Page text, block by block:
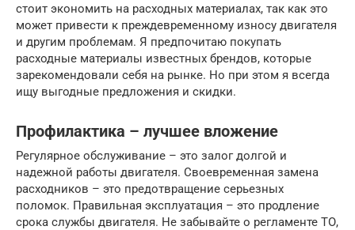
стоит экономить на расходных материалах, так как это
может привести к преждевременному износу двигателя
и другим проблемам. Я предпочитаю покупать
расходные материалы известных брендов, которые
зарекомендовали себя на рынке. Но при этом я всегда
ищу выгодные предложения и скидки.
Профилактика – лучшее вложение
Регулярное обслуживание – это залог долгой и
надежной работы двигателя. Своевременная замена
расходников – это предотвращение серьезных
поломок. Правильная эксплуатация – это продление
срока службы двигателя. Не забывайте о регламенте ТО,